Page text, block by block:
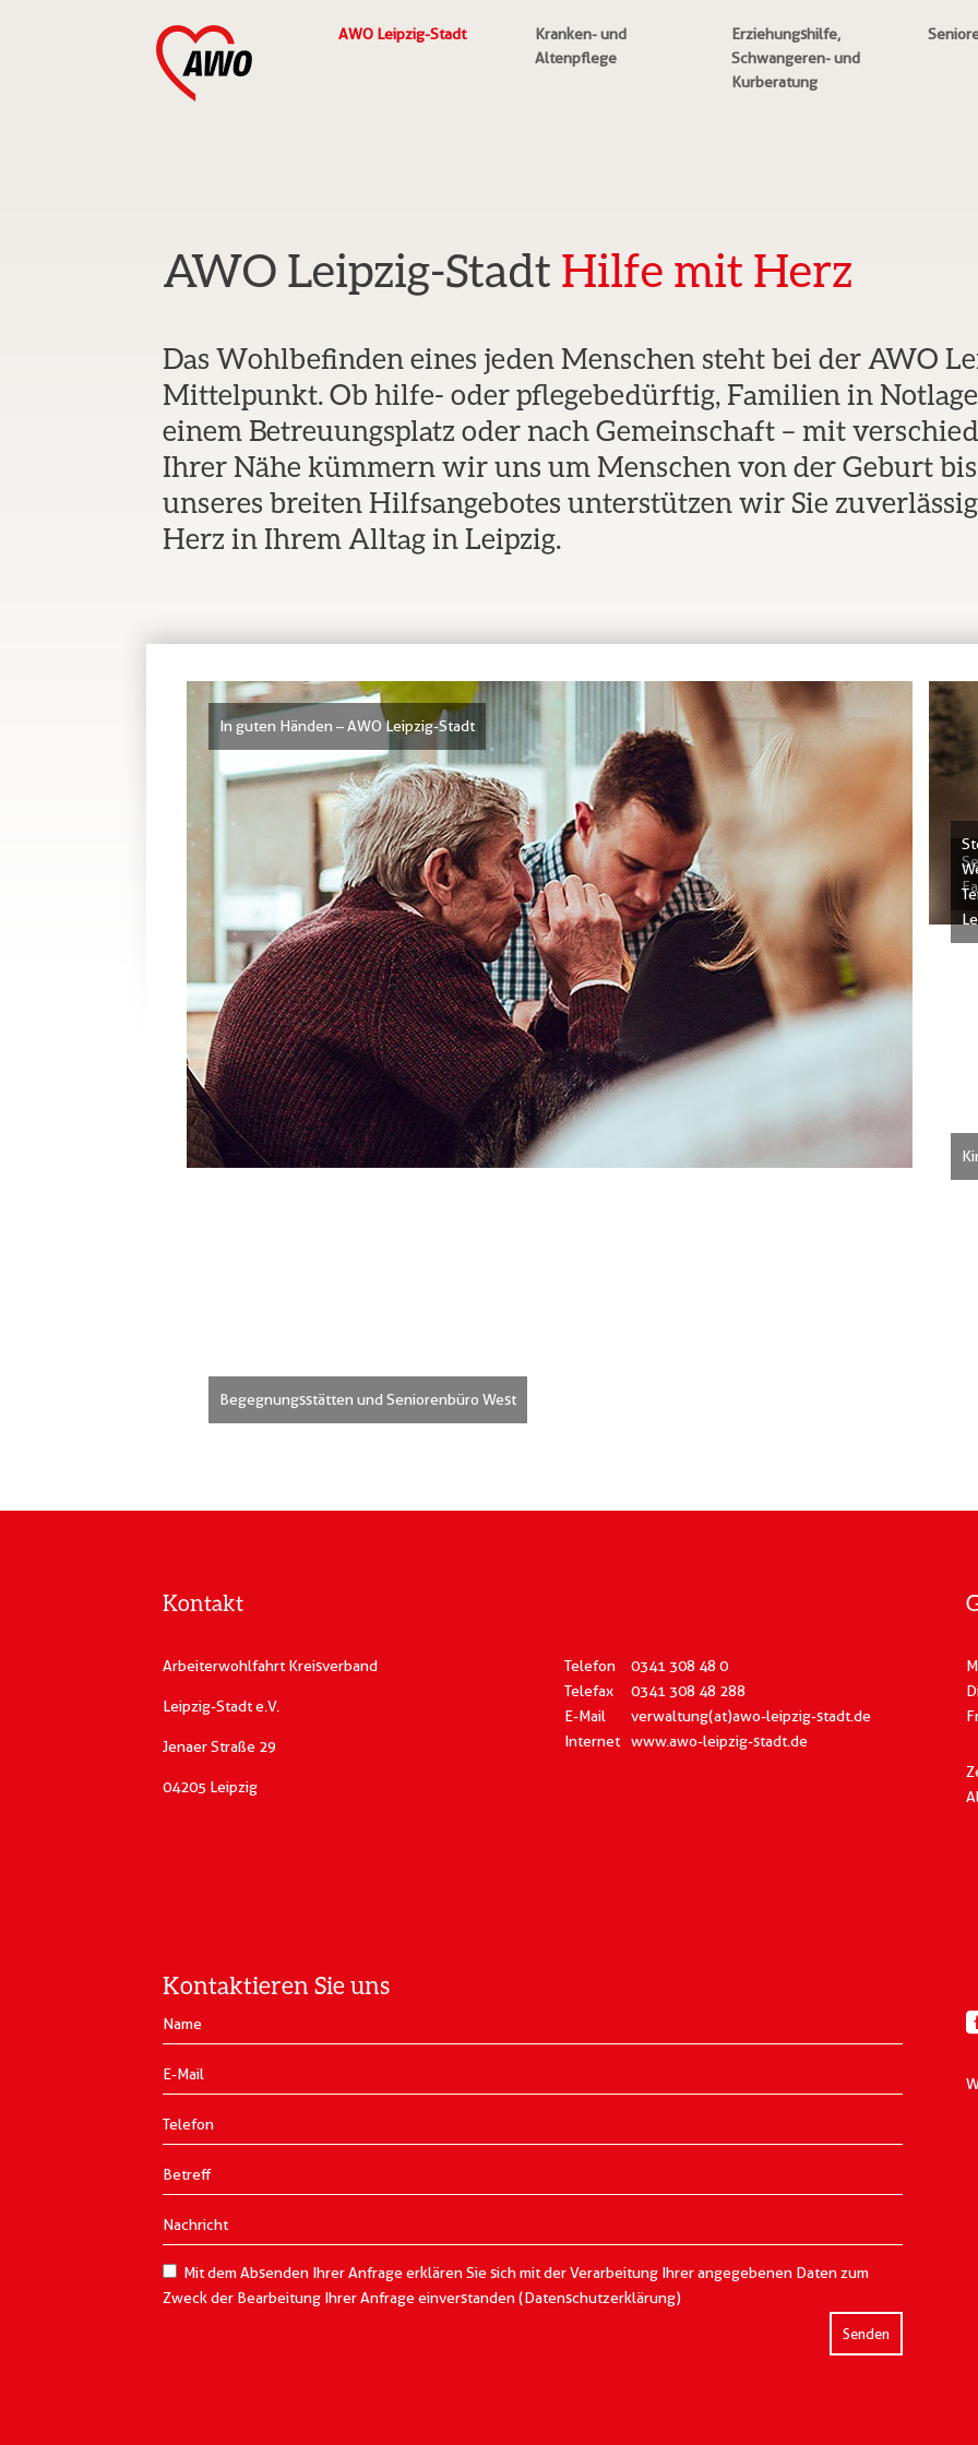
AWO Leipzig-Stadt
Kranken- und
Altenpflege
Erziehungshilfe,
Schwangeren- und
Kurberatung
AWO Leipzig-Stadt Hilfe mit Herz
Das Wohlbefinden eines jeden Menschen steht bei der AWO
Mittelpunkt. Ob hilfe- oder pflegebedürftig, Familien in
einem Betreuungsplatz oder nach Gemeinschaft – mit
Ihrer Nähe kümmern wir uns um Menschen von der Geburt
unseres breiten Hilfsangebotes unterstützen wir Sie
Herz in Ihrem Alltag in Leipzig.
In guten Händen – AWO Leipzig-Stadt
Begegnungsstätten und Seniorenbüro West
Kontakt
Arbeiterwohlfahrt Kreisverband
Leipzig-Stadt e.V.
Jenaer Straße 29
04205 Leipzig
Telefon
0341 308 48 0
Telefax
0341 308 48 288
E-Mail
verwaltung(at)awo-leipzig-stadt.de
Internet
www.awo-leipzig-stadt.de
Kontaktieren Sie uns
Mit dem Absenden Ihrer Anfrage erklären Sie sich mit der Verarbeitung Ihrer angegebenen Daten zum
Zweck der Bearbeitung Ihrer Anfrage einverstanden (Datenschutzerklärung)